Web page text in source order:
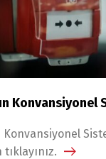
Konvansiyonel
Konvansiyonel